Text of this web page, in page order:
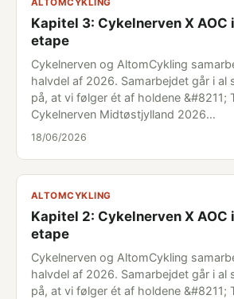
ALTOMCYKLING
Kapitel 3: Cykelnerven X AOC
etape
Cykelnerven og AltomCykling
halvdel af 2026. Samarbejdet går i al
på, at vi følger ét af holdene &#8211;
Cykelnerven Midtøstjylland 2026…
18/06/2026
ALTOMCYKLING
Kapitel 2: Cykelnerven X AOC
etape
Cykelnerven og AltomCykling
halvdel af 2026. Samarbejdet går i al
på, at vi følger ét af holdene &#8211;